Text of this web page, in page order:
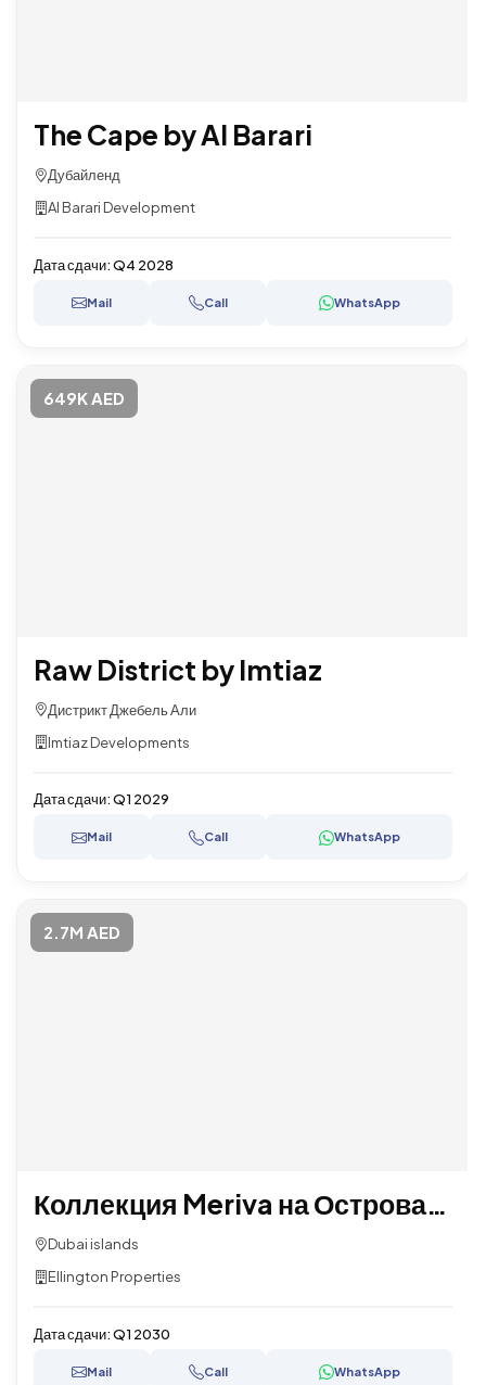
The Cape by Al Barari
Дубайленд
Al Barari Development
Дата сдачи:Q4 2028
Mail Call WhatsApp
649K AED
Raw District by Imtiaz
Дистрикт Джебель Али
Imtiaz Developments
Дата сдачи:Q1 2029
Mail Call WhatsApp
2.7M AED
Коллекция Meriva на Островах Дубая
Dubai islands
Ellington Properties
Дата сдачи:Q1 2030
Mail Call WhatsApp